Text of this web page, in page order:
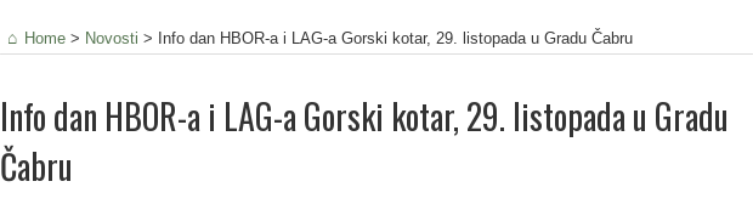
Home > Novosti > Info dan HBOR-a i LAG-a Gorski kotar, 29. listopada u Gradu Čabru
Info dan HBOR-a i LAG-a Gorski kotar, 29. listopada u Gradu
Čabru